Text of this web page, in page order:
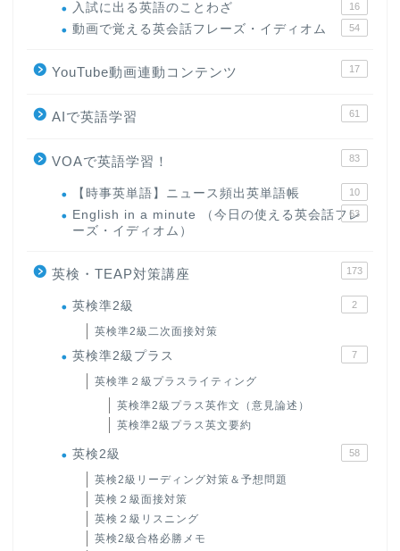
入試に出る英語のことわざ 16
動画で覚える英会話フレーズ・イディオム 54
YouTube動画連動コンテンツ 17
AIで英語学習 61
VOAで英語学習！ 83
【時事英単語】ニュース頻出英単語帳 10
English in a minute （今日の使える英会話フレ
ーズ・イディオム）
63
英検・TEAP対策講座 173
英検準2級 2
英検準2級二次面接対策
英検準2級プラス 7
英検準２級プラスライティング
英検準2級プラス英作文（意見論述）
英検準2級プラス英文要約
英検2級 58
英検2級リーディング対策＆予想問題
英検２級面接対策
英検２級リスニング
英検2級合格必勝メモ